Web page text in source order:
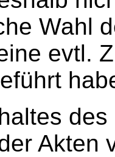
Wahl
evtl.
Akten